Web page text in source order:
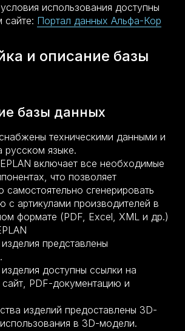
использования доступны
сайте: Портал данных Альфа-Кор
и описание базы
базы данных
техническими данными и
русском языке.
включает все необходимые
что позволяет
самостоятельно сгенерировать
с артикулами производителей в
формате (PDF, Excel, XML и др.)
представлены
доступны ссылки на
PDF-документацию и
изделий предоставлены 3D-
в 3D-модели.